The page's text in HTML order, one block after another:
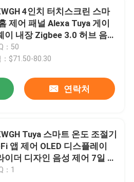
4인치 터치스크린 스마
제어 패널 Alexa Tuya 게이
이 내장 Zigbee 3.0 허브 음성
벽걸이형 AIoT
：50
：$71.50-80.30
연락처
Tuya 스마트 온도 조절기
앱 제어 OLED 디스플레이
이더 디자인 음성 제어 7일 스
16A 부하 작동 홈
：1